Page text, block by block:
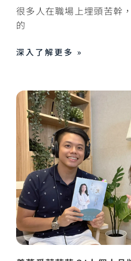
很多人在職場上埋頭苦幹
的
深入了解更多 »